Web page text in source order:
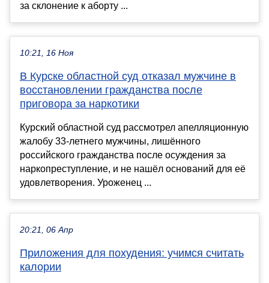
за склонение к аборту ...
10:21, 16 Ноя
В Курске областной суд отказал мужчине в
восстановлении гражданства после
приговора за наркотики
Курский областной суд рассмотрел апелляционную
жалобу 33-летнего мужчины, лишённого
российского гражданства после осуждения за
наркопреступление, и не нашёл оснований для её
удовлетворения. Уроженец ...
20:21, 06 Апр
Приложения для похудения: учимся считать
калории